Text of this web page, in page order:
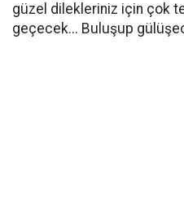
güzel dilekleriniz için çok
geçecek... Buluşup